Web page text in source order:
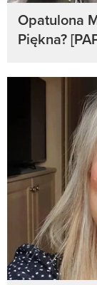
Opatulona
Piękna?